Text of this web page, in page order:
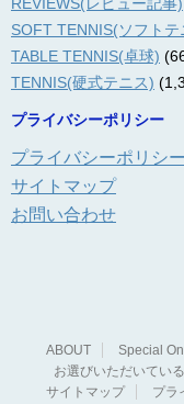
REVIEWS(レビュー記事)
SOFT TENNIS(ソフトテ
TABLE TENNIS(卓球)
TENNIS(硬式テニス)
プライバシーポリシー
プライバシーポリシー
サイトマップ
お問い合わせ
ABOUT
Special
お選びいただいてい
サイトマップ
プラ